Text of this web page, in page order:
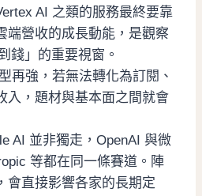
AI 之類的服務最終要靠
端營收的成長動能，是觀察
錢」的重要視窗。
再強，若無法轉化為訂閱、
入，題材與基本面之間就會
AI 並非獨走，OpenAI 與微
等都在同一條賽道。陣
會直接影響各家的長期定